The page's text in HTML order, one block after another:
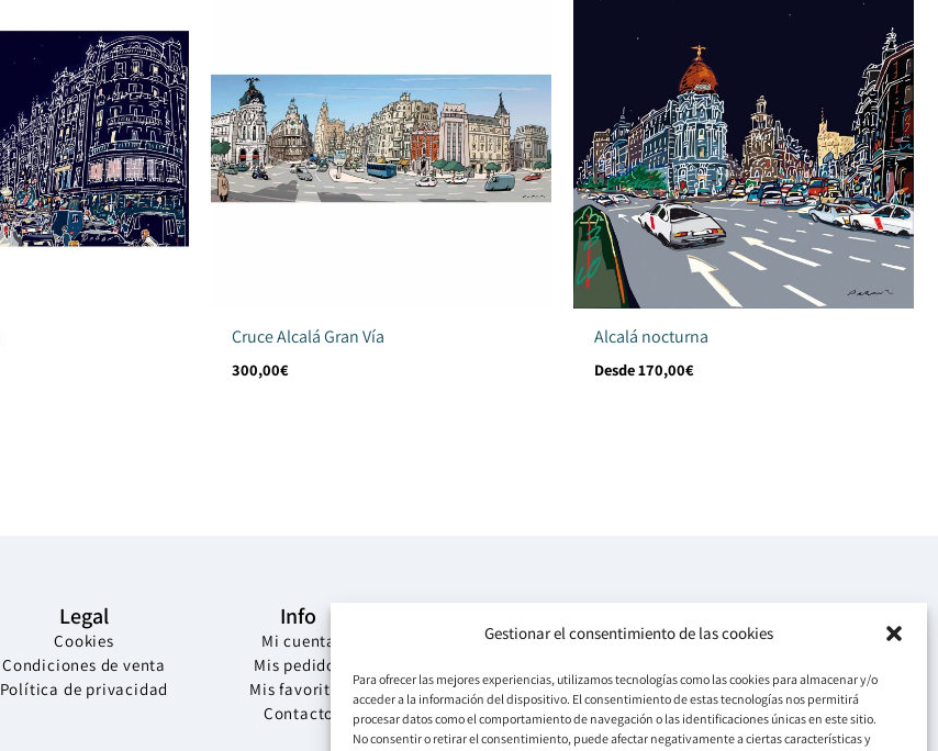
Gestionar el consentimiento de las cookies
Para ofrecer las mejores experiencias, utilizamos tecnologías como las cookies para almacenar y/o
acceder a la información del dispositivo. El consentimiento de estas tecnologías nos permitirá
procesar datos como el comportamiento de navegación o las identificaciones únicas en este sitio.
No consentir o retirar el consentimiento, puede afectar negativamente a ciertas características y
Cruce Alcalá Gran Vía
300,00€
Alcalá nocturna
Desde170,00€
Legal
Cookies
Condiciones de venta
Política de privacidad
Info
Mi cuenta
Mis pedidos
Mis favoritos
Contacto
e
b
o
o
I
s
t
a
g
r
Y
t
u
b
e